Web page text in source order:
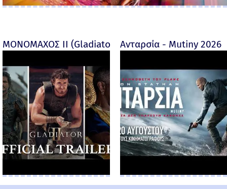
ΜΟΝΟΜΑΧΟΣ ΙΙ (Gladiator II) -Ανταρσία - Mutiny 2026